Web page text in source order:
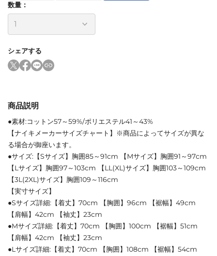
数量：
シェアする
商品説明
●素材:コットン57～59%/ポリエステル41～43%
【ナイキメーカーサイズチャート】※商品によってサイズが異な
る場合が御座います。
●サイズ:【Sサイズ】胸囲85～91cm 【Mサイズ】胸囲91～97cm
【Lサイズ】胸囲97～103cm 【LL(XL)サイズ】胸囲103～109cm
【3L(2XL)サイズ】胸囲109～116cm
【実寸サイズ】
●Sサイズ詳細:【着丈】70cm 【胸囲】96cm 【裾幅】49cm
【肩幅】42cm 【袖丈】23cm
●Mサイズ詳細:【着丈】70cm 【胸囲】100cm 【裾幅】51cm
【肩幅】42cm 【袖丈】23cm
●Lサイズ詳細:【着丈】70cm 【胸囲】108cm 【裾幅】54cm